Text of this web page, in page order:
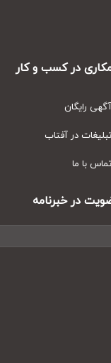
در کسب و کار
رایگان
در آفتاب
با ما
در خبرنامه